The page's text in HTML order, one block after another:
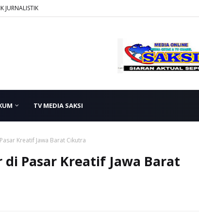
JURNALISTIK
TV MEDIA SAKSI
Kreatif Jawa Barat Cikutra
Pasar Kreatif Jawa Barat